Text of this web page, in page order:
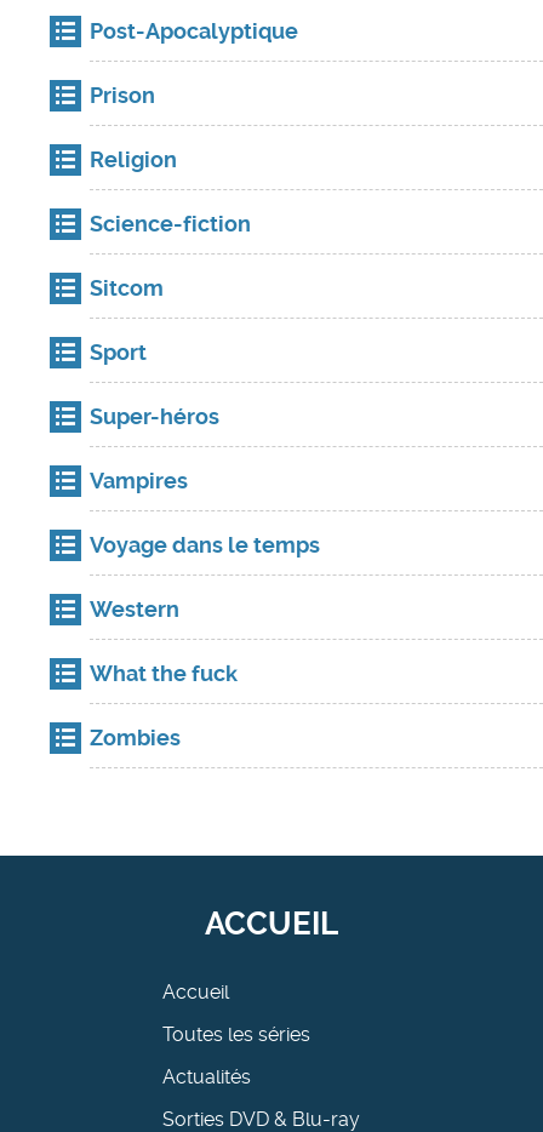
Post-Apocalyptique
Prison
Religion
Science-fiction
Sitcom
Sport
Super-héros
Vampires
Voyage dans le temps
Western
What the fuck
Zombies
ACCUEIL
Accueil
Toutes les séries
Actualités
Sorties DVD & Blu-ray